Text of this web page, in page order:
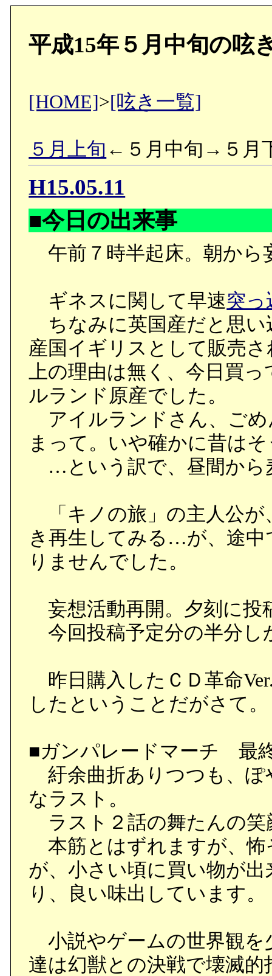
平成15年５月中旬の呟
[HOME]>[呟き一覧]
５月上旬 ←５月中旬→５月
H15.05.11
■今日の出来事
午前７時半起床。朝から
ギネスに関して早速突っ
ちなみに英国産だと思い
産国イギリスとして販売
上の理由は無く、今日買
ルランド原産でした。
アイルランドさん、ごめ
まって。いや確かに昔は
…という訳で、昼間から
「キノの旅」の主人公が
き再生してみる…が、途中
りませんでした。
妄想活動再開。夕刻に投
今回投稿予定分の半分し
昨日購入したＣＤ革命
したということだがさて。
■ガンパレードマーチ 最
紆余曲折ありつつも、ぽ
なラスト。
ラスト２話の舞たんの笑
本筋とはずれますが、怖
が、小さい頃に買い物が
り、良い味出しています。
小説やゲームの世界観を
達は幻獣との決戦で壊滅